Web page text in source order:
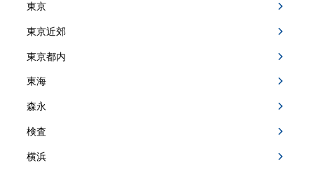
東京
東京近郊
東京都内
東海
森永
検査
横浜